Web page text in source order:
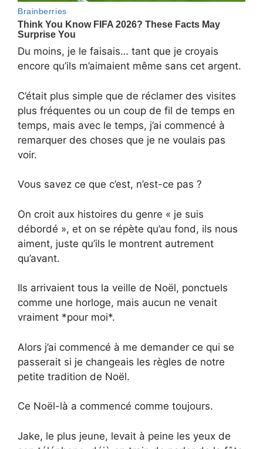
Du moins, je le faisais… tant que je croyais
encore qu’ils m’aimaient même sans cet argent.
C’était plus simple que de réclamer des visites
plus fréquentes ou un coup de fil de temps en
temps, mais avec le temps, j’ai commencé à
remarquer des choses que je ne voulais pas
voir.
Vous savez ce que c’est, n’est-ce pas ?
On croit aux histoires du genre « je suis
débordé », et on se répète qu’au fond, ils nous
aiment, juste qu’ils le montrent autrement
qu’avant.
Ils arrivaient tous la veille de Noël, ponctuels
comme une horloge, mais aucun ne venait
vraiment *pour moi*.
Alors j’ai commencé à me demander ce qui se
passerait si je changeais les règles de notre
petite tradition de Noël.
Ce Noël-là a commencé comme toujours.
Jake, le plus jeune, levait à peine les yeux de